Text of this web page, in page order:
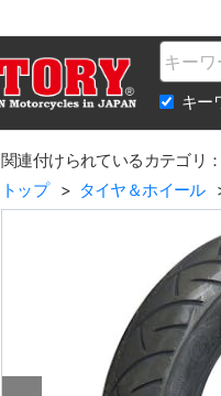
Name
キー
関連付けられているカテゴリ
トップ
タイヤ＆ホイール